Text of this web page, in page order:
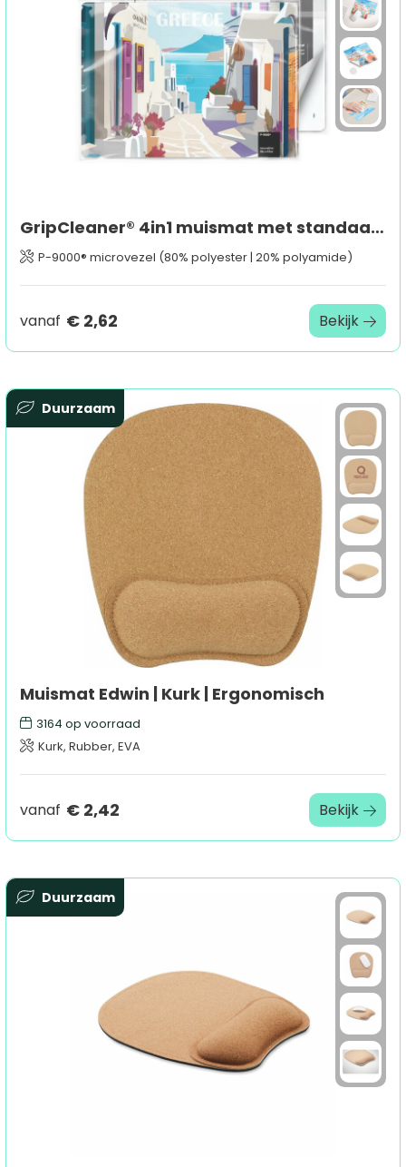
GripCleaner® 4in1 muismat met standaard inlegkaart, all-inclusive-pakket
P-9000® microvezel (80% polyester | 20% polyamide)
vanaf € 2,62 Bekijk
Duurzaam
Muismat Edwin | Kurk | Ergonomisch
3164 op voorraad
Kurk, Rubber, EVA
vanaf € 2,42 Bekijk
Duurzaam